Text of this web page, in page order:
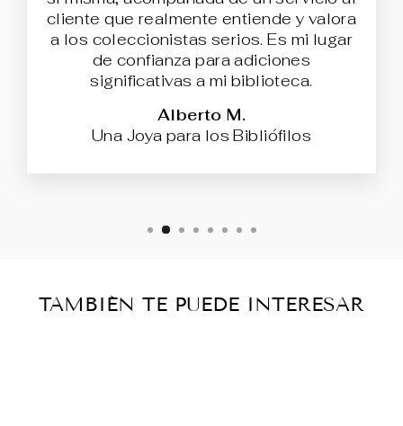
cliente que realmente entiende y valora
a los coleccionistas serios. Es mi lugar
de confianza para adiciones
significativas a mi biblioteca.
Alberto M.
Una Joya para los Bibliófilos
TAMBIÉN TE PUEDE INTERESAR